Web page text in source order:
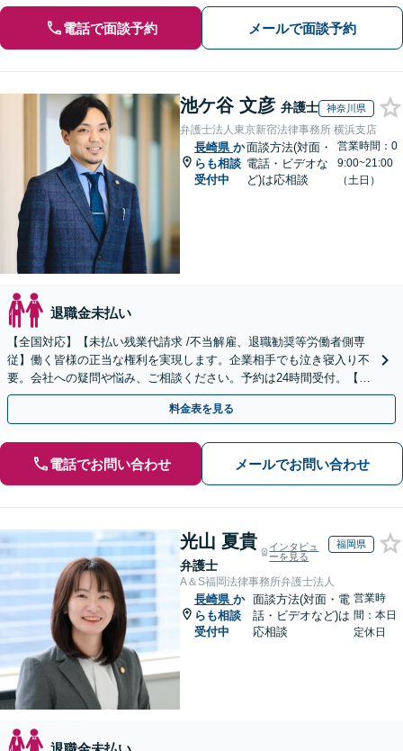
電話で面談予約 メールで面談予約
池ケ谷 文彦 弁護士 神奈川県
弁護士法人東京新宿法律事務所 横浜支店
長崎県 か
らも相談
受付中
面談方法(対面・
電話・ビデオな
ど)は応相談
営業時間：0
9:00~21:00
（土日）
退職金未払い
【全国対応】【未払い残業代請求 /不当解雇、退職勧奨等労働者側専
従】働く皆様の正当な権利を実現します。企業相手でも泣き寝入り不
要。会社への疑問や悩み、ご相談ください。予約は24時間受付。【初
回面談無料】【夜間・休日対応可】
料金表を見る
電話でお問い合わせ メールでお問い合わせ
光山 夏貴
弁護士
インタビュ
ーを見る
福岡県
A＆S福岡法律事務所弁護士法人
長崎県 か
らも相談
受付中
面談方法(対面・電
話・ビデオなど)は
応相談
営業時
間：本日
定休日